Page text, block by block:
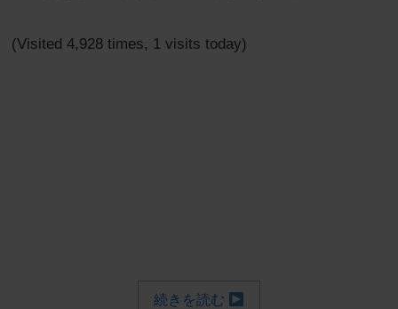
(Visited 4,928 times, 1 visits today)
続きを読む